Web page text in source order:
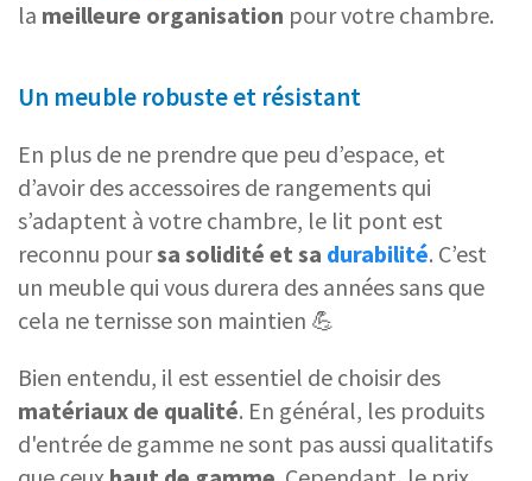
la meilleure organisation pour votre chambre.
Un meuble robuste et résistant
En plus de ne prendre que peu d’espace, et
d’avoir des accessoires de rangements qui
s’adaptent à votre chambre, le lit pont est
reconnu poursa solidité et sa durabilité. C’est
un meuble qui vous durera des années sans que
cela ne ternisse son maintien 💪
Bien entendu, il est essentiel de choisir des
matériaux de qualité. En général, les produits
d'entrée de gamme ne sont pas aussi qualitatifs